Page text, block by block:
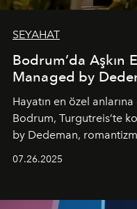
SEYAHAT
Bodrum’da Aşkın
Managed by
Hayatın en özel
Bodrum, Turgutreis’te
by Dedeman,
07.26.2025